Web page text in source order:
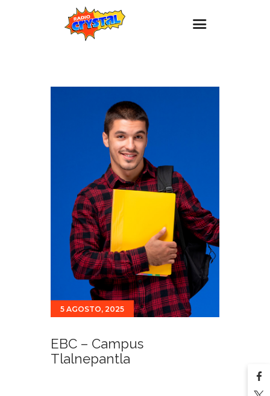
Promociones
Contacto
5 AGOSTO, 2025
EBC – Campus
Tlalnepantla